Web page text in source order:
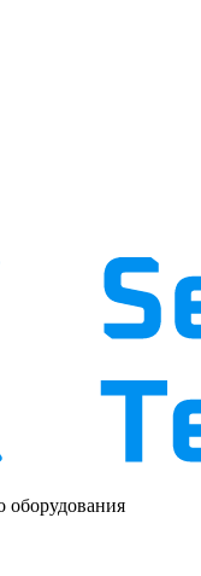
оборудования